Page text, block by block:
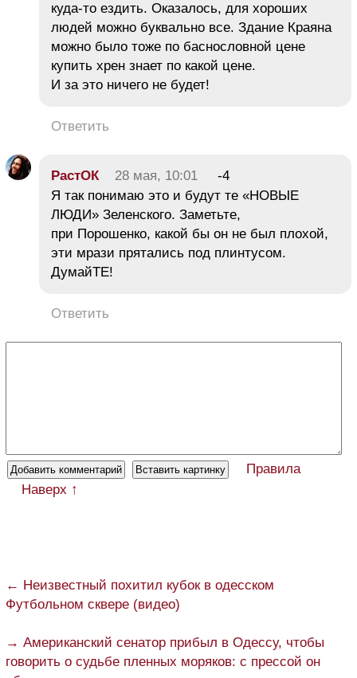
куда-то ездить. Оказалось, для хороших
людей можно буквально все. Здание Краяна
можно было тоже по баснословной цене
купить хрен знает по какой цене.
И за это ничего не будет!
Ответить
РастОК 28 мая, 10:01
-4
Я так понимаю это и будут те «НОВЫЕ
ЛЮДИ» Зеленского. Заметьте,
при Порошенко, какой бы он не был плохой,
эти мрази прятались под плинтусом.
ДумайТЕ!
Ответить
Правила
Наверх ↑
← Неизвестный похитил кубок в одесском
Футбольном сквере (видео)
→ Американский сенатор прибыл в Одессу, чтобы
говорить о судьбе пленных моряков: с прессой он